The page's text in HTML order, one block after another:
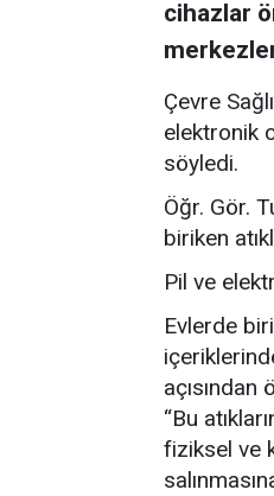
cihazlar
Çevre
elektronik
söyledi.
Öğr. Gör.
biriken
Pil ve
Evlerde
“Bu
fiziksel ve